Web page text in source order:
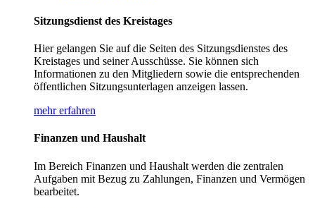
Sitzungsdienst des Kreistages
Hier gelangen Sie auf die Seiten des Sitzungsdienstes des
Kreistages und seiner Ausschüsse. Sie können sich
Informationen zu den Mitgliedern sowie die entsprechenden
öffentlichen Sitzungsunterlagen anzeigen lassen.
mehr erfahren
Finanzen und Haushalt
Im Bereich Finanzen und Haushalt werden die zentralen
Aufgaben mit Bezug zu Zahlungen, Finanzen und Vermögen
bearbeitet.